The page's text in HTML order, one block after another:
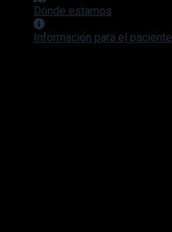
Dónde estamos
Información para el paciente